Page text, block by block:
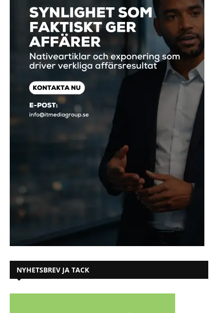
NYHETSBREV JA TACK